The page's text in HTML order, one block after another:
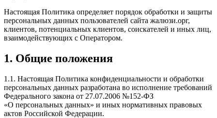
Настоящая Политика определяет порядок обработки и защиты
персональных данных пользователей сайта жалюзи.орг,
клиентов, потенциальных клиентов, соискателей и иных лиц,
взаимодействующих с Оператором.
1. Общие положения
1.1. Настоящая Политика конфиденциальности и обработки
персональных данных разработана во исполнение требований
Федерального закона от 27.07.2006 №152-ФЗ
«О персональных данных» и иных нормативных правовых
актов Российской Федерации.